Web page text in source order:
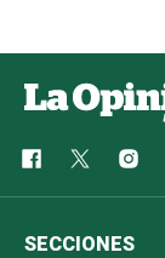
SECCIONES